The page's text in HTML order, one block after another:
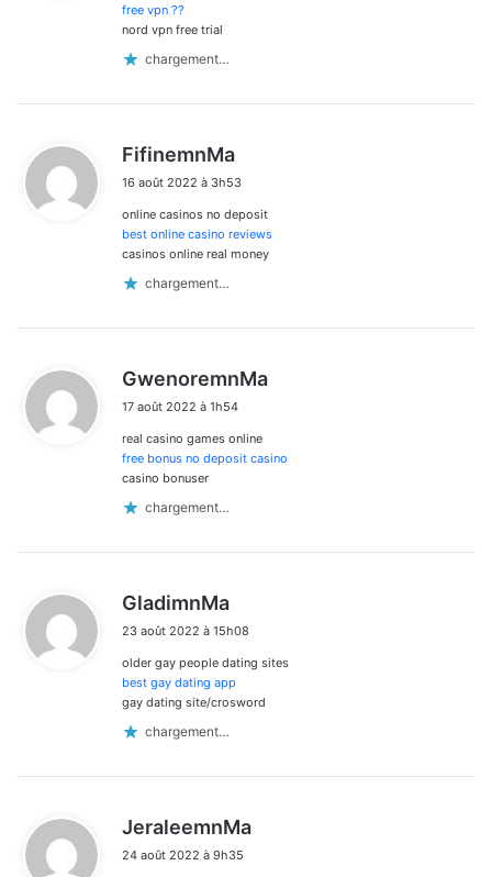
free vpn ??
nord vpn free trial
chargement…
FifinemnMa
t
:
16 août 2022 à 3h53
online casinos no deposit
best online casino reviews
casinos online real money
chargement…
GwenoremnMa
:
17 août 2022 à 1h54
real casino games online
free bonus no deposit casino
casino bonuser
chargement…
GladimnMa
t
:
23 août 2022 à 15h08
older gay people dating sites
best gay dating app
gay dating site/crosword
chargement…
JeraleemnMa
24 août 2022 à 9h35